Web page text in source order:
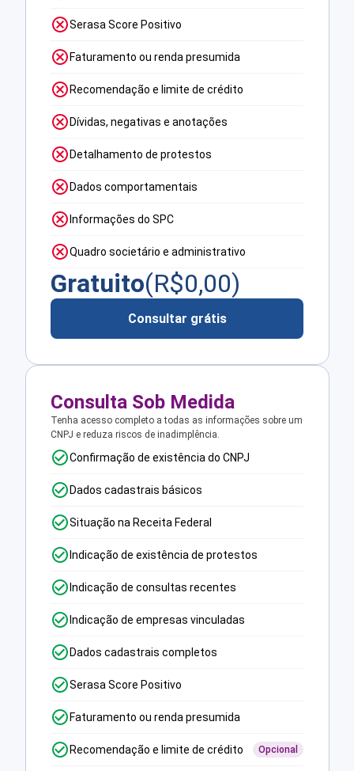
Serasa Score Positivo
Faturamento ou renda presumida
Recomendação e limite de crédito
Dívidas, negativas e anotações
Detalhamento de protestos
Dados comportamentais
Informações do SPC
Quadro societário e administrativo
Gratuito(R$0,00)
Consultar grátis
Consulta Sob Medida
Tenha acesso completo a todas as informações sobre um
CNPJ e reduza riscos de inadimplência.
Confirmação de existência do CNPJ
Dados cadastrais básicos
Situação na Receita Federal
Indicação de existência de protestos
Indicação de consultas recentes
Indicação de empresas vinculadas
Dados cadastrais completos
Serasa Score Positivo
Faturamento ou renda presumida
Recomendação e limite de crédito Opcional